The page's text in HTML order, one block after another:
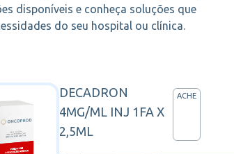
disponíveis e conheça soluções que
do seu hospital ou clínica.
DECADRON
4MG/ML INJ 1FA X
2,5ML
ACHE